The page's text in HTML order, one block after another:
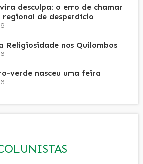
desculpa: o erro de chamar
regional de desperdício
Religiosidade nos Quilombos
verde nasceu uma feira